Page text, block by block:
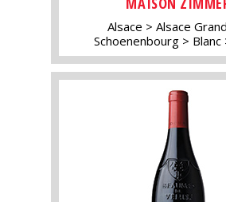
Alsace
Alsace
Schoenenbourg
Blanc